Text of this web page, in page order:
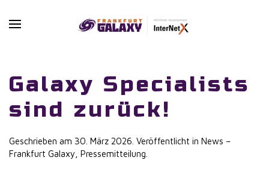
Skip to main content
Galaxy Specialists
sind zurück!
Geschrieben am 30. März 2026 . Veröffentlicht in News –
Frankfurt Galaxy Pressemitteilung